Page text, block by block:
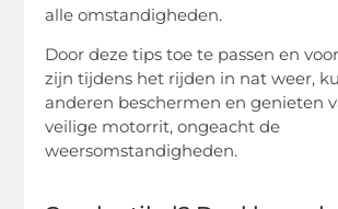
alle omstandigheden.
Door deze tips toe te passen en
zijn tijdens het rijden in nat weer,
anderen beschermen en genieten
veilige motorrit, ongeacht de
weersomstandigheden.